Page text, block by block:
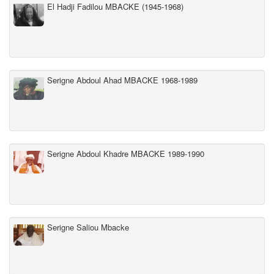
El Hadji Fadilou MBACKE (1945-1968)
Serigne Abdoul Ahad MBACKE 1968-1989
Serigne Abdoul Khadre MBACKE 1989-1990
Serigne Saliou Mbacke